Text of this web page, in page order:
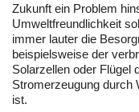
Zukunft ein Problem
Umweltfreundlichkeit
immer lauter die
beispielsweise der
Solarzellen oder Flügel
Stromerzeugung durch
ist.